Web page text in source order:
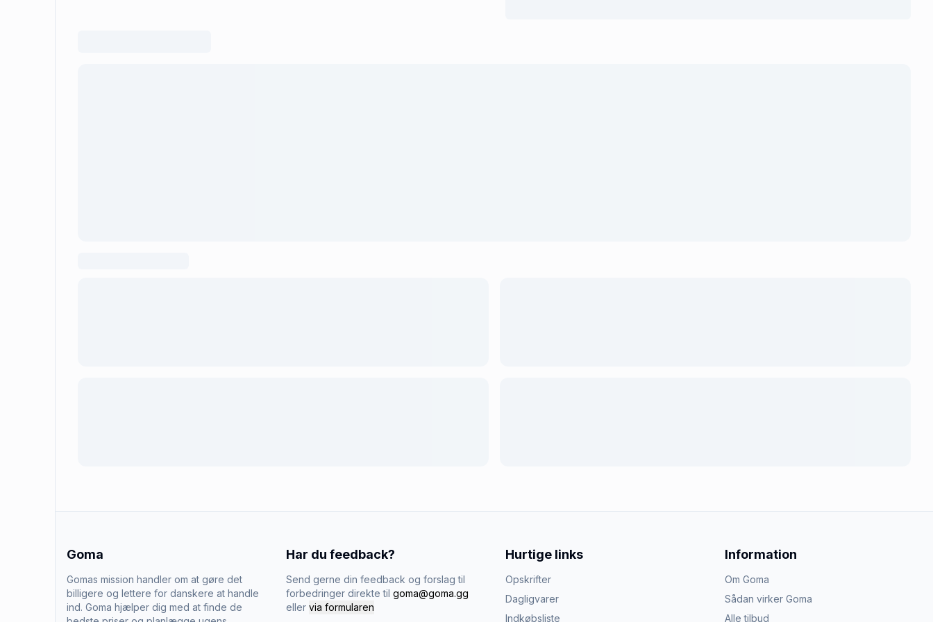
Goma
Gomas mission handler om at gøre det
billigere og lettere for danskere at handle
ind. Goma hjælper dig med at finde de
Har du feedback?
Send gerne din feedback og forslag til
forbedringer direkte til goma@goma.gg
eller via formularen
Hurtige links
Opskrifter
Dagligvarer
Indkøbsliste
Information
Om Goma
Sådan virker Goma
Alle tilbud